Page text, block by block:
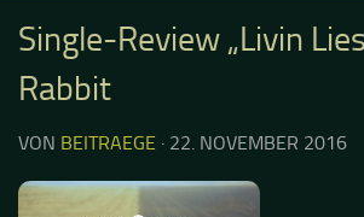
Single-Review „Livin
Rabbit
VON BEITRAEGE · 22. NOVEMBER 2016